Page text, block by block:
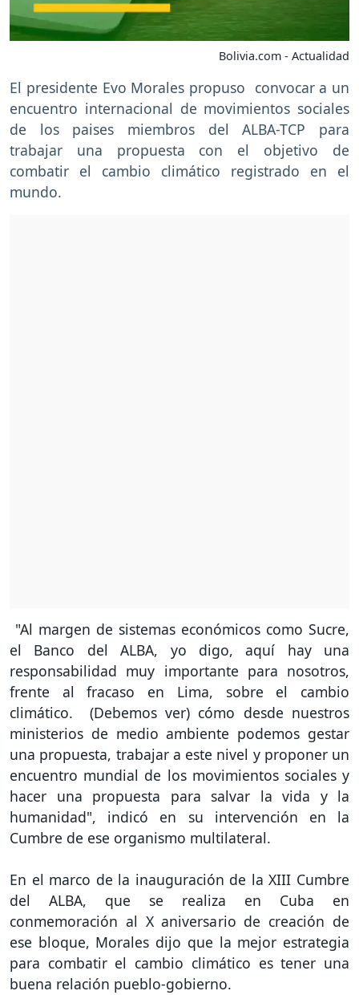
Bolivia.com - Actualidad
El presidente Evo Morales propuso convocar a un
encuentro internacional de movimientos sociales
de los paises miembros del ALBA-TCP para
trabajar una propuesta con el objetivo de
combatir el cambio climático registrado en el
mundo.
"Al margen de sistemas económicos como Sucre,
el Banco del ALBA, yo digo, aquí hay una
responsabilidad muy importante para nosotros,
frente al fracaso en Lima, sobre el cambio
climático. (Debemos ver) cómo desde nuestros
ministerios de medio ambiente podemos gestar
una propuesta, trabajar a este nivel y proponer un
encuentro mundial de los movimientos sociales y
hacer una propuesta para salvar la vida y la
humanidad", indicó en su intervención en la
Cumbre de ese organismo multilateral.
En el marco de la inauguración de la XIII Cumbre
del ALBA, que se realiza en Cuba en
conmemoración al X aniversario de creación de
ese bloque, Morales dijo que la mejor estrategia
para combatir el cambio climático es tener una
buena relación pueblo-gobierno.